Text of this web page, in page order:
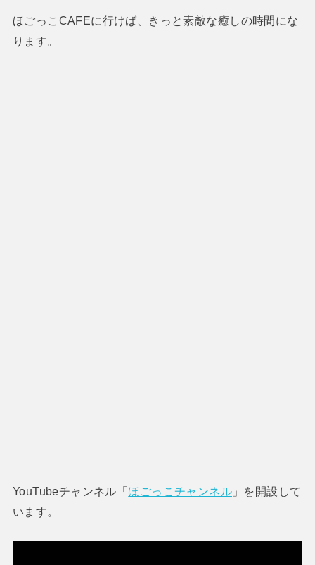
ほごっこCAFEに行けば、きっと素敵な癒しの時間にな
ります。
YouTubeチャンネル「ほごっこチャンネル」を開設して
います。